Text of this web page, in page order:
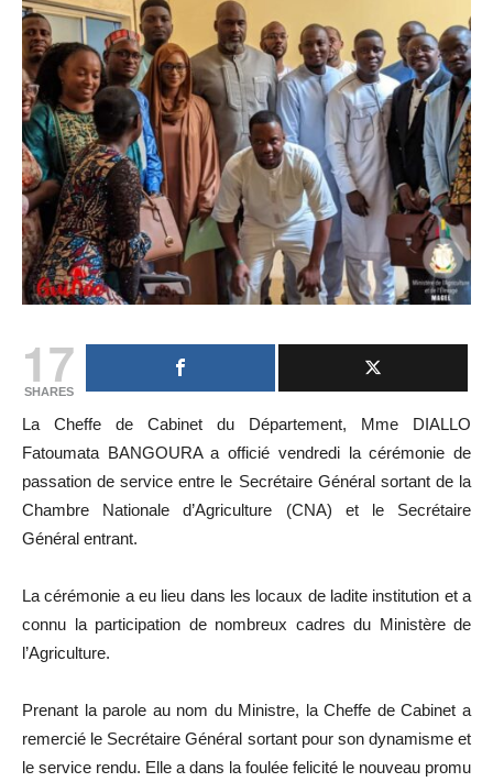
17
SHARES
La Cheffe de Cabinet du Département, Mme DIALLO
Fatoumata BANGOURA a officié vendredi la cérémonie de
passation de service entre le Secrétaire Général sortant de la
Chambre Nationale d’Agriculture (CNA) et le Secrétaire
Général entrant.
La cérémonie a eu lieu dans les locaux de ladite institution et a
connu la participation de nombreux cadres du Ministère de
l’Agriculture.
Prenant la parole au nom du Ministre, la Cheffe de Cabinet a
remercié le Secrétaire Général sortant pour son dynamisme et
le service rendu. Elle a dans la foulée felicité le nouveau promu